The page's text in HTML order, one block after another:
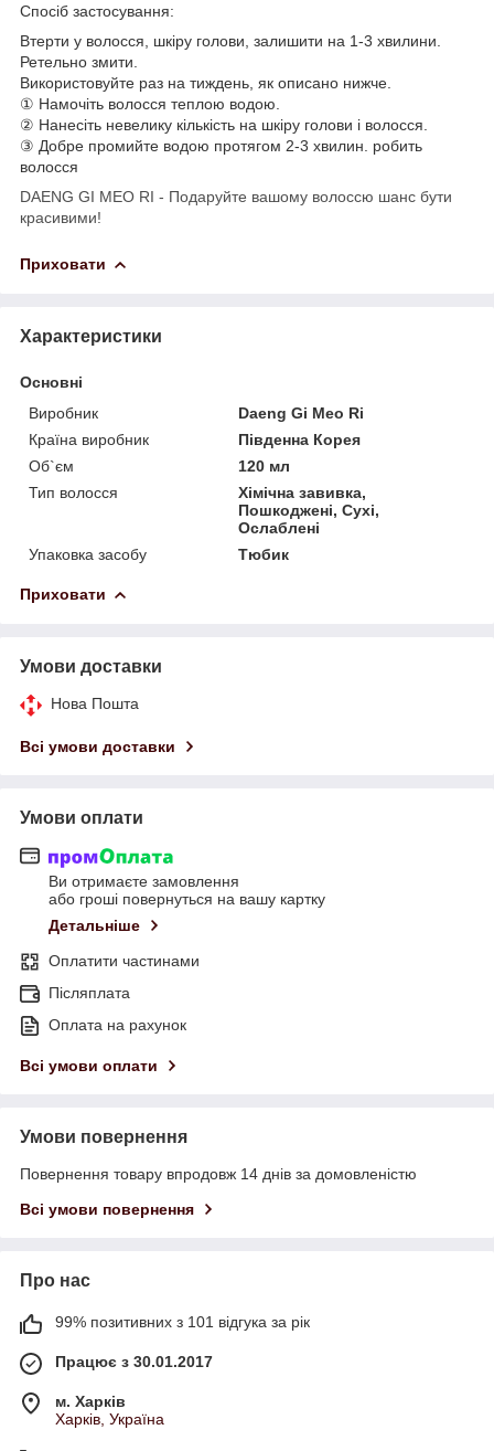
Спосіб застосування:
Втерти у волосся, шкіру голови, залишити на 1-3 хвилини.
Ретельно змити.
Використовуйте раз на тиждень, як описано нижче.
① Намочіть волосся теплою водою.
② Нанесіть невелику кількість на шкіру голови і волосся.
③ Добре промийте водою протягом 2-3 хвилин. робить
волосся
DAENG GI MEO RI - Подаруйте вашому волоссю шанс бути
красивими!
Приховати
Характеристики
Основні
Виробник
Daeng Gi Meo Ri
Країна виробник
Південна Корея
Об`єм
120 мл
Тип волосся
Хімічна завивка,
Пошкоджені, Сухі,
Ослаблені
Упаковка засобу
Тюбик
Приховати
Умови доставки
Нова Пошта
Всі умови доставки
Умови оплати
Ви отримаєте замовлення
або гроші повернуться на вашу картку
Детальніше
Оплатити частинами
Післяплата
Оплата на рахунок
Всі умови оплати
Умови повернення
Повернення товару впродовж 14 днів за домовленістю
Всі умови повернення
Про нас
99% позитивних з 101 відгука за рік
Працює з 30.01.2017
м. Харків
Харків, Україна